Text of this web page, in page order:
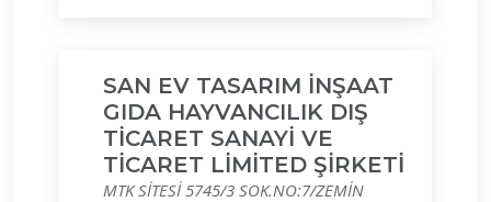
SAN EV TASARIM İNŞAAT
GIDA HAYVANCILIK DIŞ
TİCARET SANAYİ VE
TİCARET LİMİTED ŞİRKETİ
MTK SİTESİ 5745/3 SOK.NO:7/ZEMİN